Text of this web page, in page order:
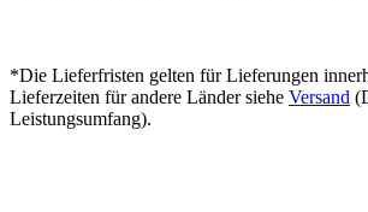
*Die Lieferfristen gelten für Lieferungen
Lieferzeiten für andere Länder siehe Versand
Leistungsumfang).